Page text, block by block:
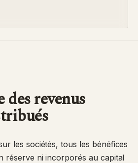
revenus
les sociétés, tous les bénéfices
réserve ni incorporés au capital